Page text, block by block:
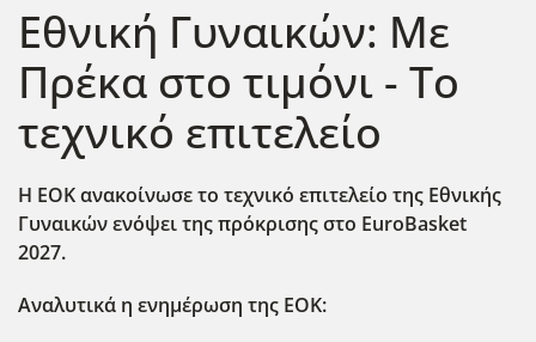
Eθνική Γυναικών: Με
Πρέκα στο τιμόνι - Το
τεχνικό επιτελείο
Η ΕΟΚ ανακοίνωσε το τεχνικό επιτελείο της Εθνικής
Γυναικών ενόψει της πρόκρισης στο EuroBasket
2027.
Αναλυτικά η ενημέρωση της ΕΟΚ: